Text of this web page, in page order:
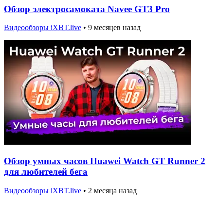
Обзор электросамоката Navee GT3 Pro
Видеообзоры iXBT.live • 9 месяцев назад
Обзор умных часов Huawei Watch GT Runner 2
для любителей бега
Видеообзоры iXBT.live • 2 месяца назад